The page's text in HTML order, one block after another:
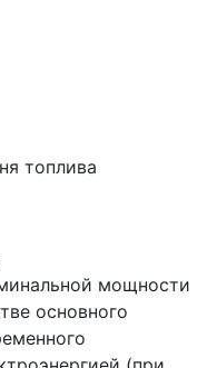
топлива
мощности
основного